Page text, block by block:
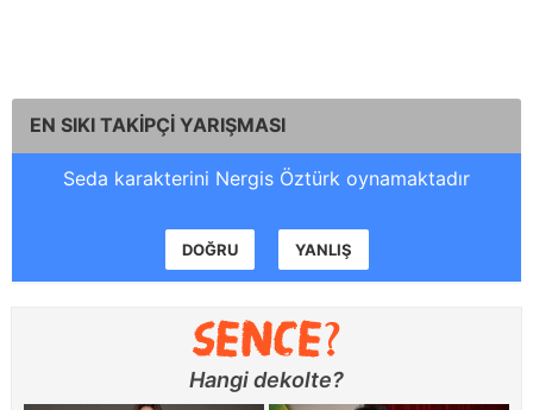
EN SIKI TAKİPÇİ YARIŞMASI
Seda karakterini Nergis Öztürk oynamaktadır
DOĞRU YANLIŞ
Hangi dekolte?